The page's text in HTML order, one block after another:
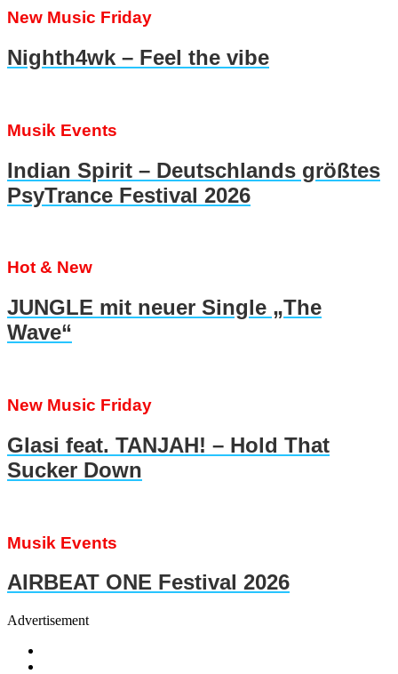
New Music Friday
Nighth4wk – Feel the vibe
Musik Events
Indian Spirit – Deutschlands größtes
PsyTrance Festival 2026
Hot & New
JUNGLE mit neuer Single „The
Wave“
New Music Friday
Glasi feat. TANJAH! – Hold That
Sucker Down
Musik Events
AIRBEAT ONE Festival 2026
Advertisement